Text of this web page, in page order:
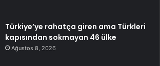
Türkiye’ye rahatça giren ama Türkleri
kapısından sokmayan 46 ülke
Ağustos 8, 2026